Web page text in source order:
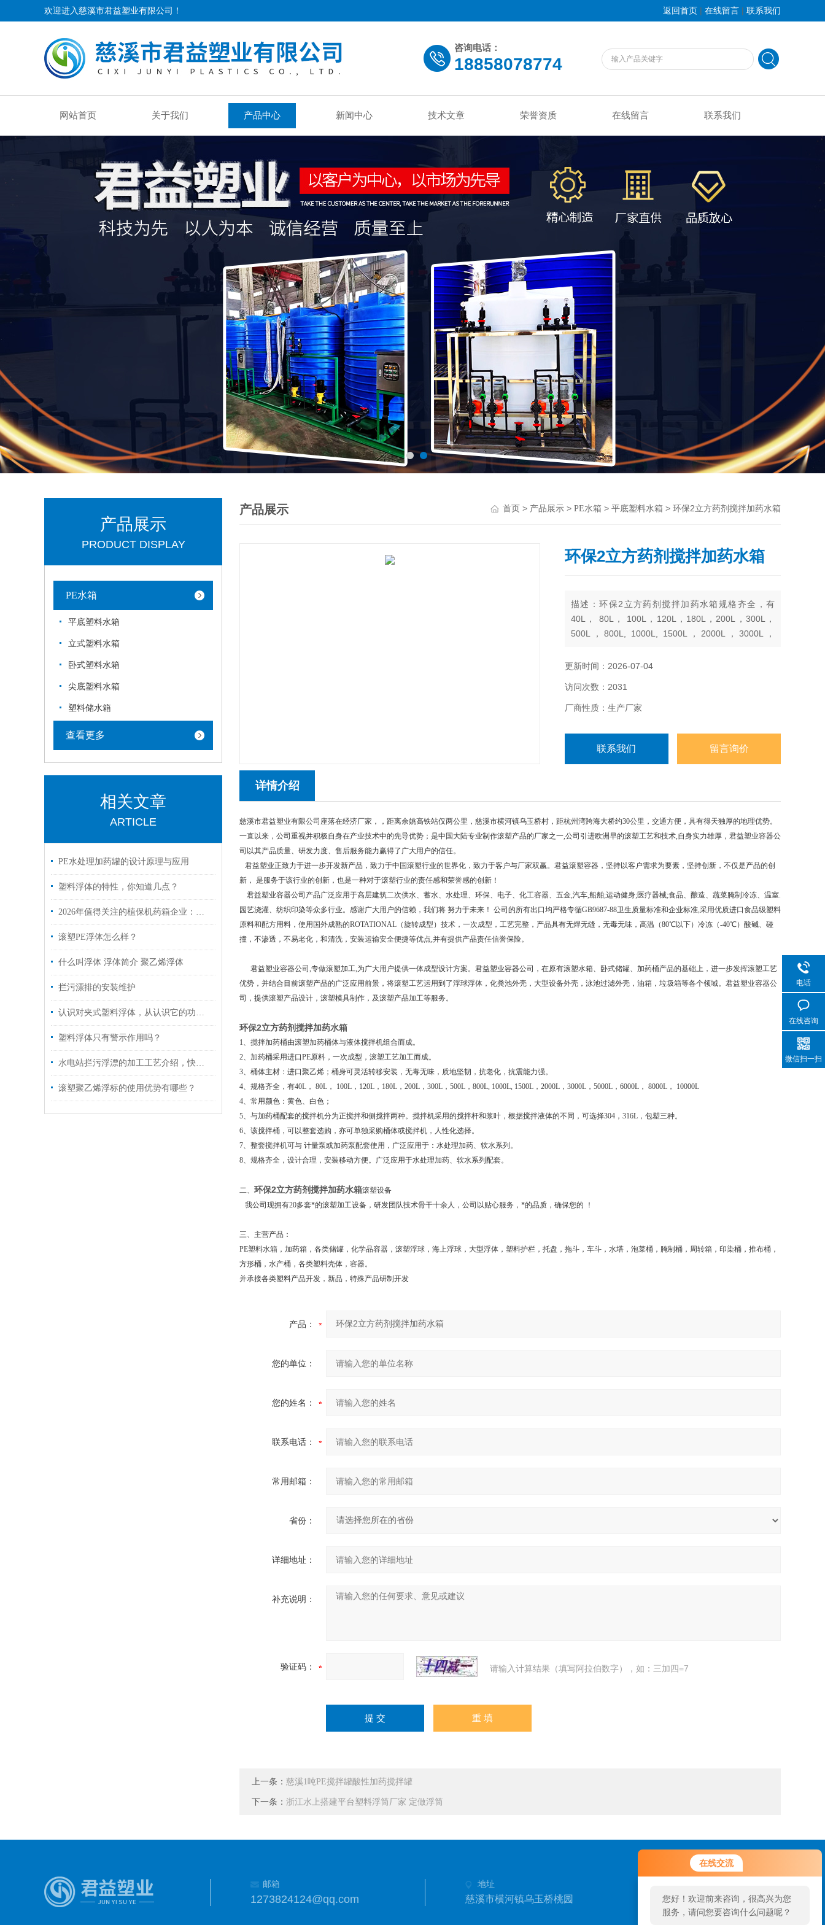
在线交流
您好！欢迎前来咨询，很高兴为您
服务，请问您要咨询什么问题呢？
您好，看您停留很久了，是否找到
了需求产品，您可以直接在线与我
欢迎进入慈溪市君益塑业有限公司！ 返回首页 | 在线留言 | 联系我们
咨询电话：
18858078774
网站首页 关于我们 产品中心 新闻中心 技术文章 荣誉资质 在线留言 联系我们
产品展示
PRODUCT DISPLAY
PE水箱
平底塑料水箱
立式塑料水箱
卧式塑料水箱
尖底塑料水箱
塑料储水箱
查看更多
相关文章
ARTICLE
PE水处理加药罐的设计原理与应用
塑料浮体的特性，你知道几点？
2026年值得关注的植保机药箱企业：技术强、信用好、可定制的厂家在这里
滚塑PE浮体怎么样？
什么叫浮体 浮体简介 聚乙烯浮体
拦污漂排的安装维护
认识对夹式塑料浮体，从认识它的功能特点开始
塑料浮体只有警示作用吗？
水电站拦污浮漂的加工工艺介绍，快来了解一下吧！
滚塑聚乙烯浮标的使用优势有哪些？
产品展示 首页 > 产品展示 > PE水箱 > 平底塑料水箱 > 环保2立方药剂搅拌加药水箱
环保2立方药剂搅拌加药水箱
描述：环保2立方药剂搅拌加药水箱规格齐全，有
40L， 80L， 100L，120L，180L，200L，300L，
500L，800L, 1000L, 1500L，2000L，3000L，
更新时间：2026-07-04
访问次数：2031
厂商性质：生产厂家
联系我们 留言询价
详情介绍
慈溪市君益塑业有限公司座落在经济厂家，，距离余姚高铁站仅两公里，慈溪市横河镇乌玉桥村，距杭州湾跨海大桥约30公里，交通方便，具有得天独厚的地理优势。
一直以来，公司重视并积极自身在产业技术中的先导优势；是中国大陆专业制作滚塑产品的厂家之一,公司引进欧洲早的滚塑工艺和技术,自身实力雄厚，君益塑业容器公
司以其产品质量、研发力度、售后服务能力赢得了广大用户的信任。
君益塑业正致力于进一步开发新产品，致力于中国滚塑行业的世界化，致力于客户与厂家双赢。君益滚塑容器，坚持以客户需求为要素，坚持创新，不仅是产品的创
新， 是服务于该行业的创新，也是一种对于滚塑行业的责任感和荣誉感的创新！
君益塑业容器公司产品广泛应用于高层建筑二次供水、蓄水、水处理、环保、电子、化工容器、五金,汽车,船舶;运动健身;医疗器械;食品、酿造、蔬菜腌制冷冻、温室.
园艺浇灌、纺织印染等众多行业。感谢广大用户的信赖，我们将 努力于未来！ 公司的所有出口均严格专循GB9687-88卫生质量标准和企业标准,采用优质进口食品级塑料
原料和配方用料，使用国外成熟的ROTATIONAL（旋转成型）技术，一次成型，工艺完整，产品具有无焊无缝，无毒无味，高温（80℃以下）冷冻（-40℃）酸碱、碰
撞，不渗透，不易老化，和清洗，安装运输安全便捷等优点,并有提供产品责任信誉保险。
君益塑业容器公司,专做滚塑加工,为广大用户提供一体成型设计方案。君益塑业容器公司，在原有滚塑水箱、卧式储罐、加药桶产品的基础上，进一步发挥滚塑工艺
优势，并结合目前滚塑产品的广泛应用前景，将滚塑工艺运用到了浮球浮体，化粪池外壳，大型设备外壳，泳池过滤外壳，油箱，垃圾箱等各个领域。君益塑业容器公
司，提供滚塑产品设计，滚塑模具制作，及滚塑产品加工等服务。
环保2立方药剂搅拌加药水箱
1、搅拌加药桶由滚塑加药桶体与液体搅拌机组合而成。
2、加药桶采用进口PE原料，一次成型，滚塑工艺加工而成。
3、桶体主材：进口聚乙烯；桶身可灵活转移安装，无毒无味，质地坚韧，抗老化，抗震能力强。
4、规格齐全，有40L， 80L， 100L，120L，180L，200L，300L，500L，800L, 1000L, 1500L，2000L，3000L，5000L，6000L， 8000L， 10000L
4、常用颜色：黄色、白色；
5、与加药桶配套的搅拌机分为正搅拌和侧搅拌两种。搅拌机采用的搅拌杆和浆叶，根据搅拌液体的不同，可选择304，316L，包塑三种。
6、该搅拌桶，可以整套选购，亦可单独采购桶体或搅拌机，人性化选择。
7、整套搅拌机可与 计量泵或加药泵配套使用，广泛应用于：水处理加药、软水系列。
8、规格齐全，设计合理，安装移动方便。广泛应用于水处理加药、软水系列配套。
二、 环保2立方药剂搅拌加药水箱滚塑设备
我公司现拥有20多套*的滚塑加工设备，研发团队技术骨干十余人，公司以贴心服务，*的品质，确保您的 ！
三、 主营产品：
PE塑料水箱，加药箱，各类储罐，化学品容器，滚塑浮球，海上浮球，大型浮体，塑料护栏，托盘，拖斗，车斗，水塔，泡菜桶，腌制桶，周转箱，印染桶，推布桶，
方形桶，水产桶，各类塑料壳体，容器。
并承接各类塑料产品开发，新品，特殊产品研制开发
产品：
您的单位：
您的姓名：
联系电话：
常用邮箱：
省份：
详细地址：
补充说明：
验证码： 请输入计算结果（填写阿拉伯数字），如：三加四=7
上一条： 慈溪1吨PE搅拌罐酸性加药搅拌罐
下一条： 浙江水上搭建平台塑料浮筒厂家 定做浮筒
邮箱
1273824124@qq.com
地址
慈溪市横河镇乌玉桥桃园
电话
在线咨询
微信扫一扫